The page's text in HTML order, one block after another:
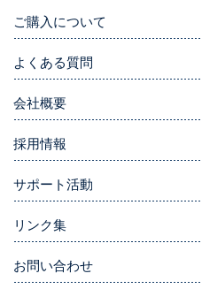
ご購入について
よくある質問
会社概要
採用情報
サポート活動
リンク集
お問い合わせ